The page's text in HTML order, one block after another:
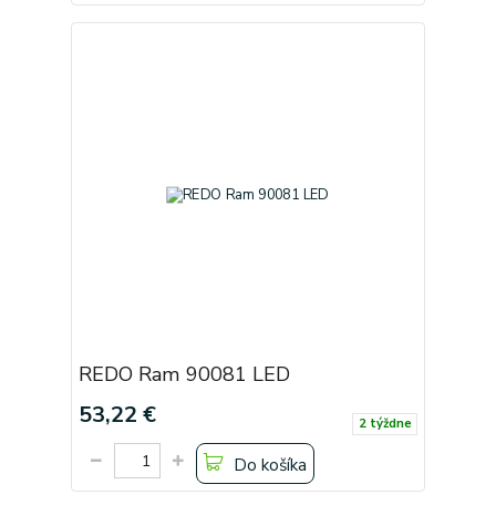
REDO Ram 90081 LED
53,22 € 2 týždne
Do košíka